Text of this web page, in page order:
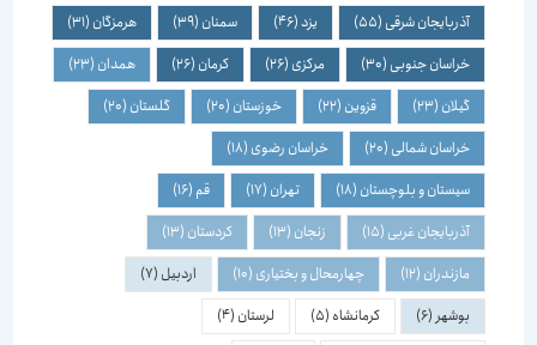
آذربایجان شرقی(55)
(46) سمنان(39) هرمزگان(31)
خراسان جنوبی(30) مرکزی(26) کرمان(26) همدان(23)
گیلان(23) قزوین(22) خوزستان(20) گلستان(20)
خراسان شمالی(20) خراسان رضوی(18)
سیستان و بلوچستان(18) تهران(17)
(16)
آذربایجان غربی(15) زنجان(13) کردستان(13)
مازندران(12) چهارمحال و بختیاری(10) اردبیل(7)
بوشهر(6) کرمانشاه(5) لرستان(4)